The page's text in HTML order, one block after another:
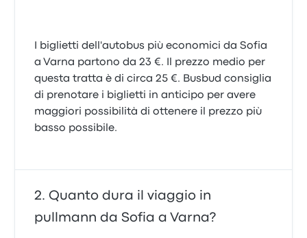
I biglietti dell'autobus più economici da Sofia
a Varna partono da 23 €. Il prezzo medio per
questa tratta è di circa 25 €. Busbud consiglia
di prenotare i biglietti in anticipo per avere
maggiori possibilità di ottenere il prezzo più
basso possibile.
Quanto dura il viaggio in
pullmann da Sofia a Varna?